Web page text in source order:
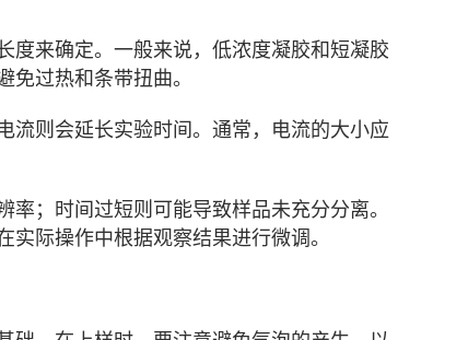
度来确定。一般来说，低浓度凝胶和短凝胶
过热和条带扭曲。
流则会延长实验时间。通常，电流的大小应
；时间过短则可能导致样品未充分分离。
际操作中根据观察结果进行微调。